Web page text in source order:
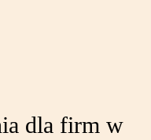
dla firm w